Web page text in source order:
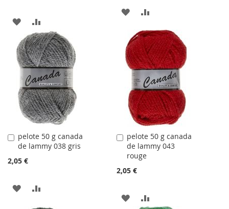
AJOUTER
À
LA
LISTE
D'ACHATS
AU
COMPARATEUR
AJOUTER
LA
LISTE
D'ACHATS
AU
COMPARATEUR
pelote 50 g canada
de lammy 038 gris
2,05 €
Ajouter
au
panier
AJOUTER
pelote 50 g canada
de lammy 043
rouge
2,05 €
Ajouter
au
panier
AJOUTER